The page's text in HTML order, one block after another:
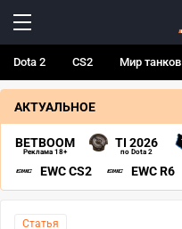
Dota 2 CS2 Мир танков
АКТУАЛЬНОЕ
BETBOOM
Реклама 18+
TI 2026
по Dota 2
EWC CS2 EWC R6
Статья